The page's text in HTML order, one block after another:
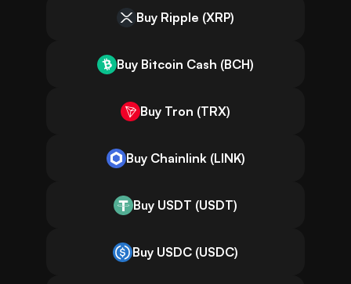
Buy Ripple (XRP)
Buy Bitcoin Cash (BCH)
Buy Tron (TRX)
Buy Chainlink (LINK)
Buy USDT (USDT)
Buy USDC (USDC)